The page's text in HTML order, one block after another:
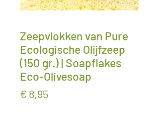
Zeepvlokken van Pure
Ecologische Olijfzeep
(150 gr.) | Soapflakes
Eco-Olivesoap
€ 8,95Prijs